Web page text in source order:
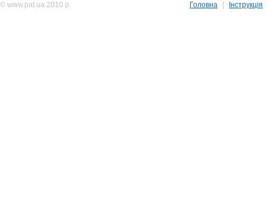
© www.pat.ua 2010 р. Головна Інструкція